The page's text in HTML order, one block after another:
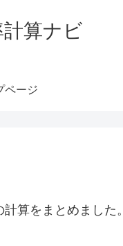
算ナビ
ページ
算をまとめました。